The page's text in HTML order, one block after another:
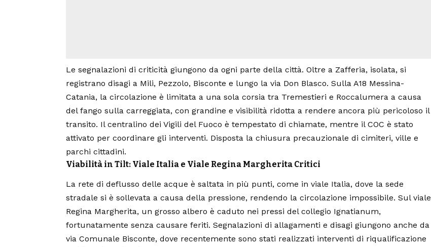
Le segnalazioni di criticità giungono da ogni parte della città. Oltre a Zafferia, isolata, si
registrano disagi a Mili, Pezzolo, Bisconte e lungo la via Don Blasco. Sulla A18 Messina-
Catania, la circolazione è limitata a una sola corsia tra Tremestieri e Roccalumera a causa
del fango sulla carreggiata, con grandine e visibilità ridotta a rendere ancora più pericoloso il
transito. Il centralino dei Vigili del Fuoco è tempestato di chiamate, mentre il COC è stato
attivato per coordinare gli interventi. Disposta la chiusura precauzionale di cimiteri, ville e
parchi cittadini.
Viabilità in Tilt: Viale Italia e Viale Regina Margherita Critici
La rete di deflusso delle acque è saltata in più punti, come in viale Italia, dove la sede
stradale si è sollevata a causa della pressione, rendendo la circolazione impossibile. Sul viale
Regina Margherita, un grosso albero è caduto nei pressi del collegio Ignatianum,
fortunatamente senza causare feriti. Segnalazioni di allagamenti e disagi giungono anche da
via Comunale Bisconte, dove recentemente sono stati realizzati interventi di riqualificazione